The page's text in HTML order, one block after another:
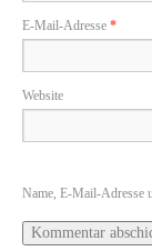
E-Mail-Adresse *
Website
Name, E-Mail-Adresse